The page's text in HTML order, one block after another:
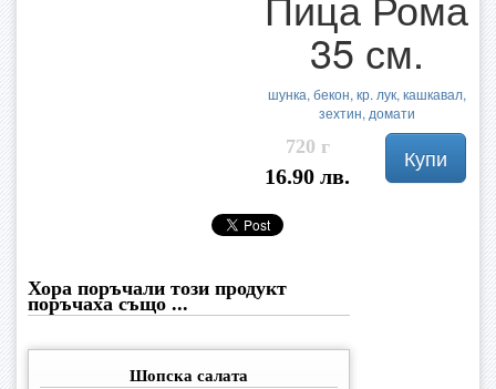
35 см.
шунка, бекон, кр. лук, кашкавал,
зехтин, домати
720 г
16.90 лв.
Купи
Хора поръчали този продукт
поръчаха също ...
Шопска салата